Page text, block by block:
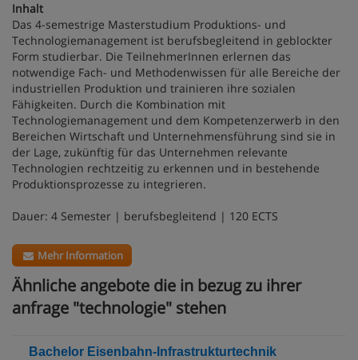
Inhalt
Das 4-semestrige Masterstudium Produktions- und
Technologiemanagement ist berufsbegleitend in geblockter
Form studierbar. Die TeilnehmerInnen erlernen das
notwendige Fach- und Methodenwissen für alle Bereiche der
industriellen Produktion und trainieren ihre sozialen
Fähigkeiten. Durch die Kombination mit
Technologiemanagement und dem Kompetenzerwerb in den
Bereichen Wirtschaft und Unternehmensführung sind sie in
der Lage, zukünftig für das Unternehmen relevante
Technologien rechtzeitig zu erkennen und in bestehende
Produktionsprozesse zu integrieren.
Dauer: 4 Semester | berufsbegleitend | 120 ECTS
Mehr Information
Ähnliche angebote die in bezug zu ihrer
anfrage "technologie" stehen
Bachelor Eisenbahn-Infrastrukturtechnik